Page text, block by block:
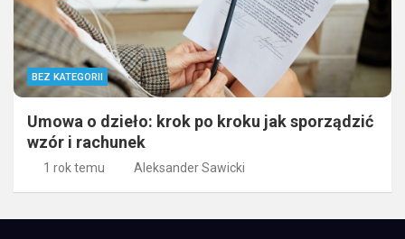
BEZ KATEGORII
Umowa o dzieło: krok po kroku jak sporządzić
wzór i rachunek
1 rok temu Aleksander Sawicki